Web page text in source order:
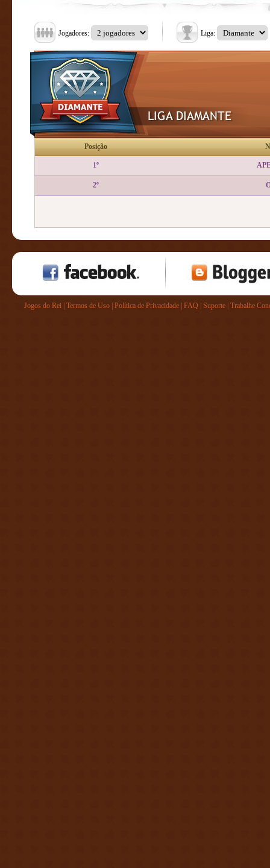
Jogadores: Liga:
Posição
1º
2º
Jogos do Rei| Termos de Uso| Política de Privacidade| FAQ Suporte| Trabalhe